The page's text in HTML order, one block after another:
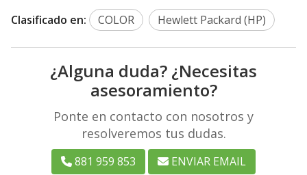
Clasificado en: COLOR Hewlett Packard (HP)
¿Alguna duda? ¿Necesitas
asesoramiento?
Ponte en contacto con nosotros y
resolveremos tus dudas.
881 959 853 ENVIAR EMAIL